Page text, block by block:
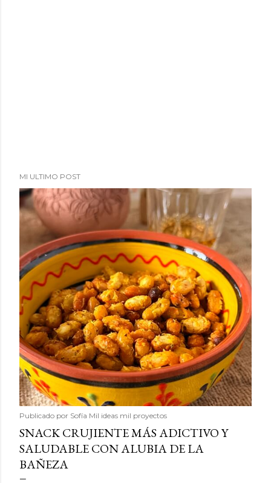
MI ULTIMO POST
Publicado por Sofía Mil ideas mil proyectos
SNACK CRUJIENTE MÁS ADICTIVO Y
SALUDABLE CON ALUBIA DE LA
BAÑEZA